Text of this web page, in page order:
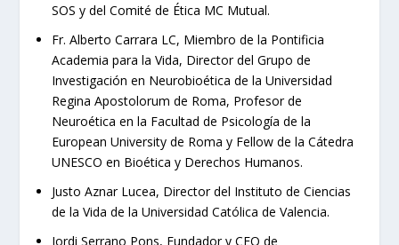
SOS y del Comité de Ética MC Mutual.
Fr. Alberto Carrara LC, Miembro de la Pontificia
Academia para la Vida, Director del Grupo de
Investigación en Neurobioética de la Universidad
Regina Apostolorum de Roma, Profesor de
Neuroética en la Facultad de Psicología de la
European University de Roma y Fellow de la Cátedra
UNESCO en Bioética y Derechos Humanos.
Justo Aznar Lucea, Director del Instituto de Ciencias
de la Vida de la Universidad Católica de Valencia.
Jordi Serrano Pons, Fundador y CEO de